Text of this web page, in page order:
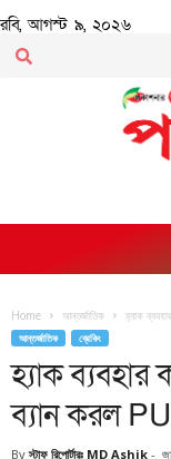
রবি, আগস্ট ৯, ২০২৬
Home আন্তর্জাতিক হ্যাক
আন্তর্জাতিক ব্রেকিং
হ্যাক
ব্যান করল
By স্টাফ রিপোর্টারঃ MD Ashik -